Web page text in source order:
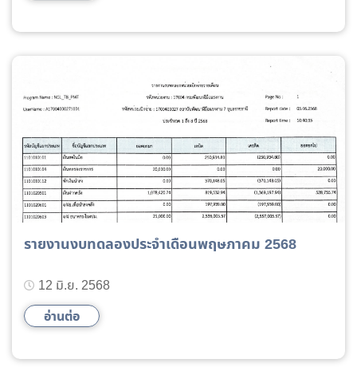
รายงานงบทดลองประจำเดือนพฤษภาคม 2568
12 มิ.ย. 2568
อ่านต่อ